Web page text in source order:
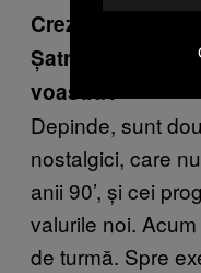
Crezi că rockerii
Șatra BENZ
voastră?
Depinde, sunt
nostalgici, care
anii 90’, și cei
valurile noi.
de turmă. Spre